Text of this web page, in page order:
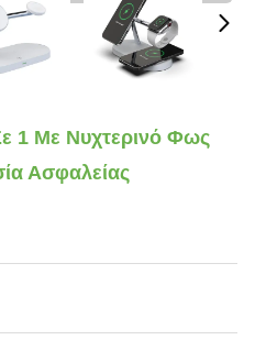
1 Με Νυχτερινό Φως
Ασφαλείας